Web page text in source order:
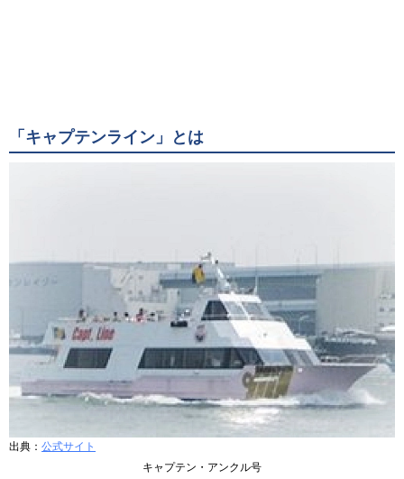
「キャプテンライン」とは
出典： 公式サイト
キャプテン・アンクル号